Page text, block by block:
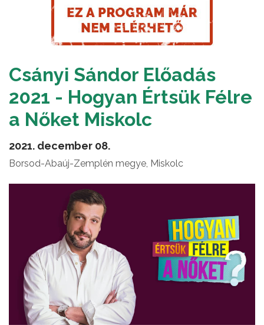
Csányi Sándor Előadás
2021 - Hogyan Értsük Félre
a Nőket Miskolc
2021. december 08.
Borsod-Abaúj-Zemplén megye, Miskolc